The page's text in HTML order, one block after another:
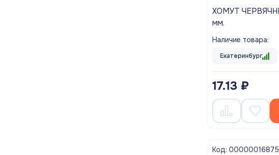
ХОМУТ ЧЕРВЯЧНЫЙ оц. 12 Х 20
мм.
Наличие товара:
Екатеринбург
17.13 ₽
Код: 00000016875